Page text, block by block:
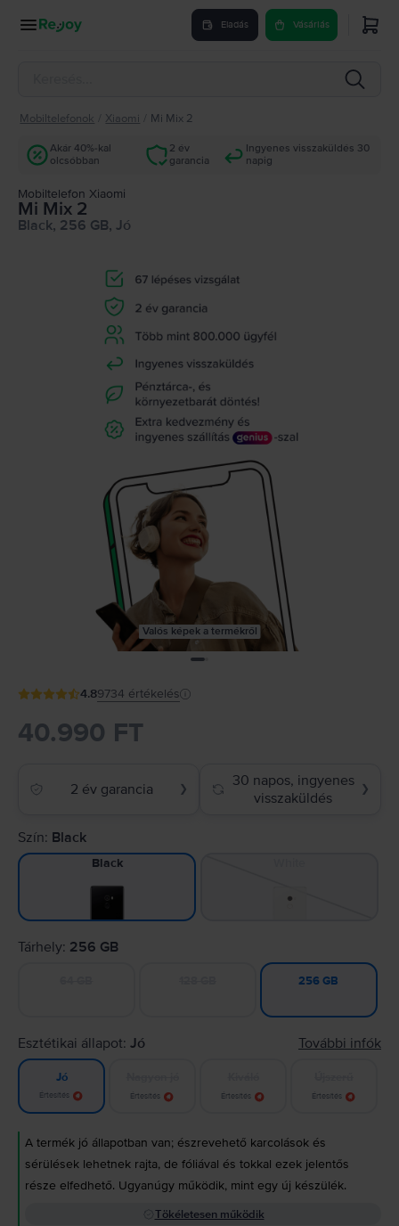
Eladás Vásárlás
Mobiltelefonok Xiaomi Mi Mix 2
Akár 40%-kal
olcsóbban
2 év
garancia
Ingyenes visszaküldés 30
napig
Mobiltelefon Xiaomi
Mi Mix 2
Black, 256 GB, Jó
Valós képek a termékről
4.89734 értékelés
40.990 FT
2 év garancia ❯
30 napos, ingyenes
visszaküldés
❯
Szín: Black
Black
Tárhely: 256 GB
256 GB
Esztétikai állapot: Jó További infók
Jó
Értesítés Értesítés Értesítés Értesítés
A termék jó állapotban van; észrevehető karcolások és
sérülések lehetnek rajta, de fóliával és tokkal ezek jelentős
része elfedhető. Ugyanúgy működik, mint egy új készülék.
Tökéletesen működik